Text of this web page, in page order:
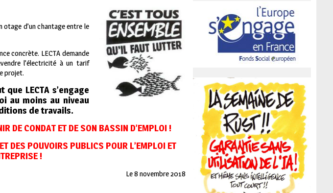
otage d’un chantage entre le
concrète. LECTA demande
l’électricité à un tarif
projet.
LECTA s’engage
au moins au niveau
de travails.
DE CONDAT ET DE SON BASSIN D’EMPLOI !
DES POUVOIRS PUBLICS POUR L’EMPLOI ET
!
Le 8 novembre 2018